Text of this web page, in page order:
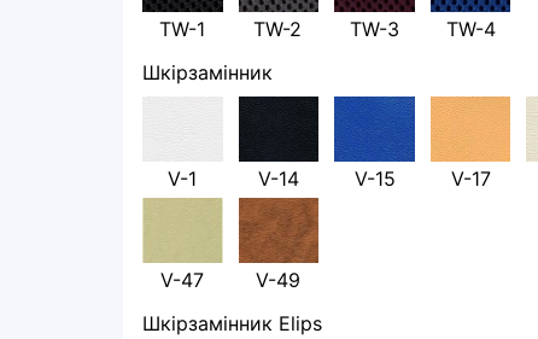
TW-1 TW-2 TW-3
TW-4
Шкірзамінник
V-1 V-14 V-15 V-17
V-47
V-49
Шкірзамінник Elips